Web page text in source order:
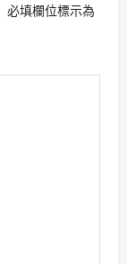
必填欄位標示為